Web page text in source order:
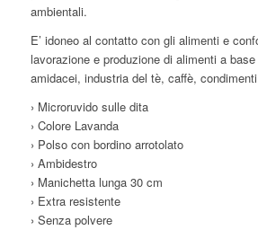
ambientali.
E’ idoneo al contatto con gli alimenti e
lavorazione e produzione di alimenti a
amidacei, industria del tè, caffè,
› Microruvido sulle dita
› Colore Lavanda
› Polso con bordino arrotolato
› Ambidestro
› Manichetta lunga 30 cm
› Extra resistente
› Senza polvere